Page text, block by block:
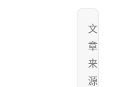
文
章
来
源